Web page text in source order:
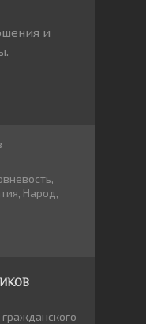
и
,
, Народ,